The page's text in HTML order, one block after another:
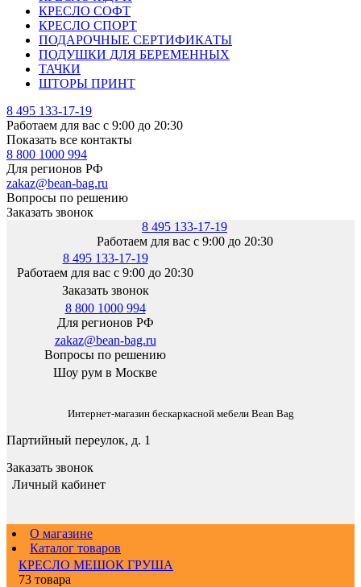
КРЕСЛО СОФТ
КРЕСЛО СПОРТ
ПОДАРОЧНЫЕ СЕРТИФИКАТЫ
ПОДУШКИ ДЛЯ БЕРЕМЕННЫХ
ТАЧКИ
ШТОРЫ ПРИНТ
8 495 133-17-19
Работаем для вас с 9:00 до 20:30
Показать все контакты
8 800 1000 994
Для регионов РФ
zakaz@bean-bag.ru
Вопросы по решению
Заказать звонок
8 495 133-17-19
Работаем для вас с 9:00 до 20:30
8 495 133-17-19
Работаем для вас с 9:00 до 20:30
Заказать звонок
8 800 1000 994
Для регионов РФ
zakaz@bean-bag.ru
Вопросы по решению
Шоу рум в Москве
Интернет-магазин бескаркасной мебели Bean Bag
Партийный переулок, д. 1
Заказать звонок
Личный кабинет
О магазине
Каталог товаров
КРЕСЛО МЕШОК ГРУША
73 товара